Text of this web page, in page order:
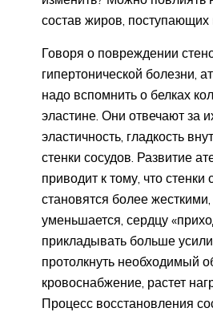
состав жиров, поступающих
Говоря о повреждении
гипертонической болезни,
надо вспомнить о белках
эластине. Они отвечают за
эластичность, гладкость
стенки сосудов. Развитие
приводит к тому, что стенки
становятся более жесткими,
уменьшается, сердцу
прикладывать больше
протолкнуть необходимый
кровоснабжение, растет
Процесс восстановления